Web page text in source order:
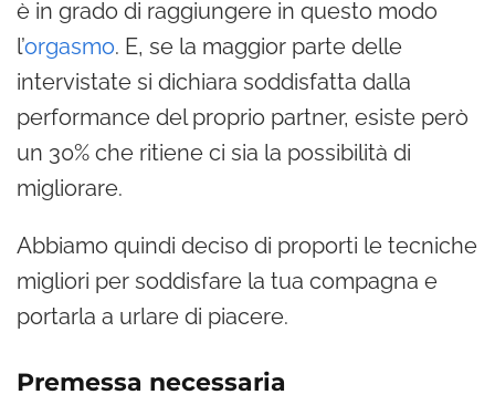
è in grado di raggiungere in questo modo
l’orgasmo. E, se la maggior parte delle
intervistate si dichiara soddisfatta dalla
performance del proprio partner, esiste però
un 30% che ritiene ci sia la possibilità di
migliorare.
Abbiamo quindi deciso di proporti le tecniche
migliori per soddisfare la tua compagna e
portarla a urlare di piacere.
Premessa necessaria